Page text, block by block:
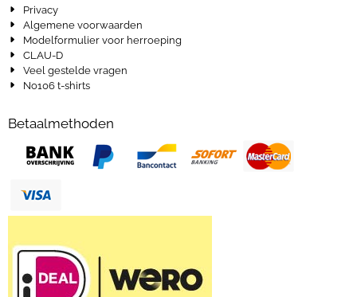
Privacy
Algemene voorwaarden
Modelformulier voor herroeping
CLAU-D
Veel gestelde vragen
No106 t-shirts
Betaalmethoden